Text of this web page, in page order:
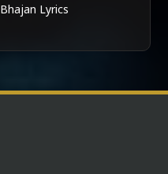
Lyrics